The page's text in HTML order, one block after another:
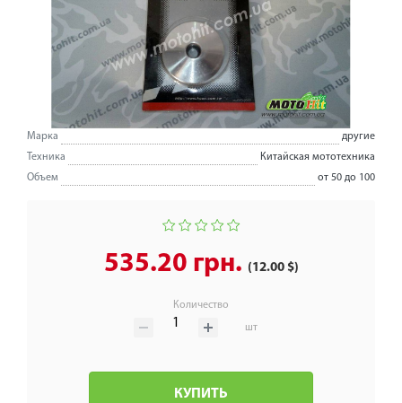
Марка
другие
Техника
Китайская мототехника
Объем
от 50 до 100
535.20 грн. (12.00 $)
Количество
шт
КУПИТЬ